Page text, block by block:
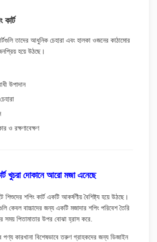
কার্ট
তাদের আধুনিক চেহারা এবং হালকা ওজনের কাঠামোর
হয়ে উঠছে।
উপাদান
ও রক্ষণাবেক্ষণ
খুচরা দোকানে আরো মজা এনেছে
শিশুদের শপিং কার্ট একটি আকর্ষণীয় বৈশিষ্ট্য হয়ে উঠছে।
কেবল বাচ্চাদের জন্য একটি মজাদার শপিং পরিবেশ তৈরি
সময় পিতামাতার উপর বোঝা হ্রাস করে.
পণ্য কারখানা বিশেষভাবে তরুণ গ্রাহকদের জন্য ডিজাইন